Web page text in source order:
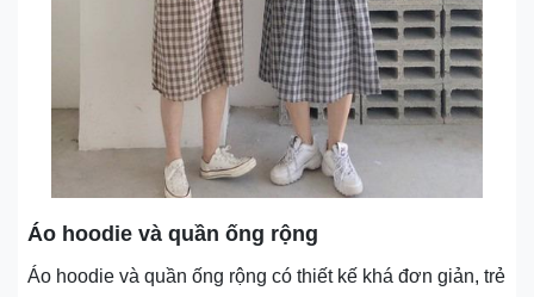
Áo hoodie và quần ống rộng
Áo hoodie và quần ống rộng có thiết kế khá đơn giản, trẻ